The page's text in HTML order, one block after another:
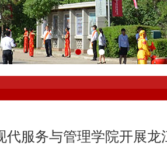
服务与管理学院开展龙